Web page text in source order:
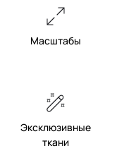
Масштабы
Эксклюзивные
ткани